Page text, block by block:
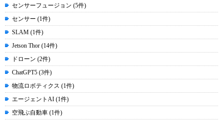
センサーフュージョン (5件)
センサー (1件)
SLAM (1件)
Jetson Thor (14件)
ドローン (2件)
ChatGPT5 (3件)
物流ロボティクス (1件)
エージェントAI (1件)
空飛ぶ自動車 (1件)